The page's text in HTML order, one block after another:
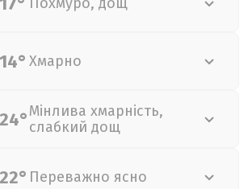
14° Хмарно
24°Мінлива хмарність,
слабкий дощ
22° Переважно ясно